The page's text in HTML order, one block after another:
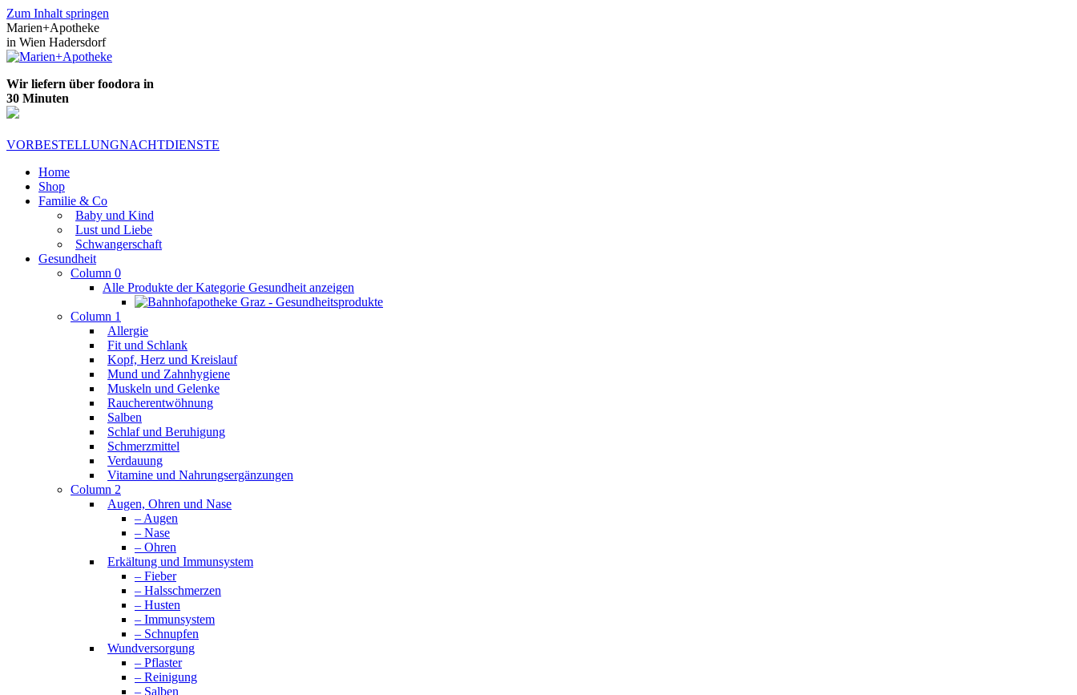
Zum Inhalt springen
Marien+Apotheke
in Wien Hadersdorf
Wir liefern über foodora in
30 Minuten
VORBESTELLUNGNACHTDIENSTE
Home
Shop
Familie & Co
Baby und Kind
Lust und Liebe
Schwangerschaft
Gesundheit
Column 0
Alle Produkte der Kategorie Gesundheit anzeigen
Column 1
Allergie
Fit und Schlank
Kopf, Herz und Kreislauf
Mund und Zahnhygiene
Muskeln und Gelenke
Raucherentwöhnung
Salben
Schlaf und Beruhigung
Schmerzmittel
Verdauung
Vitamine und Nahrungsergänzungen
Column 2
Augen, Ohren und Nase
– Augen
– Nase
– Ohren
Erkältung und Immunsystem
– Fieber
– Halsschmerzen
– Husten
– Immunsystem
– Schnupfen
Wundversorgung
– Pflaster
– Reinigung
– Salben